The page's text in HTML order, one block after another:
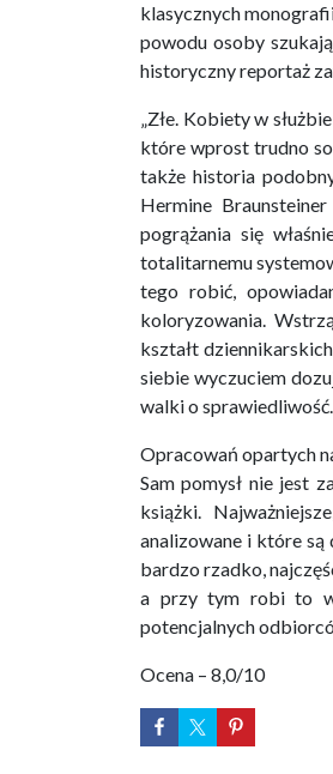
klasycznych
powodu osoby
historyczny reportaż
„Złe. Kobiety w
które wprost trudno
także historia
Hermine
pogrążania się
totalitarnemu
tego robić,
koloryzowania.
kształt
siebie wyczuciem
walki o sprawiedliwość.
Opracowań opartych
Sam pomysł nie jest
książki.
analizowane i które
bardzo rzadko,
a przy tym robi to w
potencjalnych
Ocena – 8,0/10